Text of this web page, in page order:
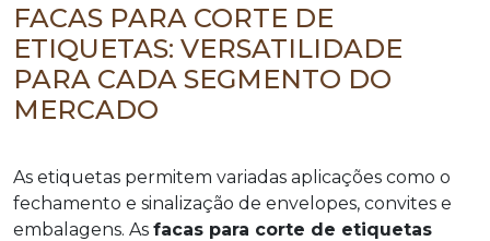
FACAS PARA CORTE DE
ETIQUETAS: VERSATILIDADE
PARA CADA SEGMENTO DO
MERCADO
As etiquetas permitem variadas aplicações como o
fechamento e sinalização de envelopes, convites e
embalagens. As facas para corte de etiquetas